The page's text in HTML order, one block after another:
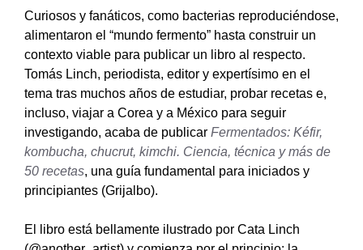
Curiosos y fanáticos, como bacterias reproduciéndose,
alimentaron el “mundo fermento” hasta construir un
contexto viable para publicar un libro al respecto.
Tomás Linch, periodista, editor y expertísimo en el
tema tras muchos años de estudiar, probar recetas e,
incluso, viajar a Corea y a México para seguir
investigando, acaba de publicar Fermentados: Kéfir,
kombucha, chucrut, kimchi. Ciencia, técnica y más de
50 recetas, una guía fundamental para iniciados y
principiantes (Grijalbo).
El libro está bellamente ilustrado por Cata Linch